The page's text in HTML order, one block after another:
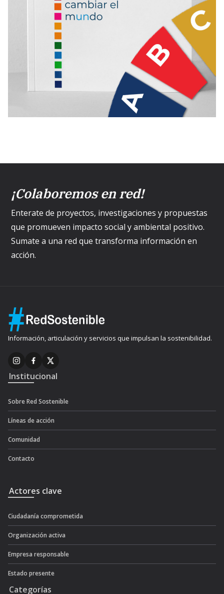
¡Colaboremos en red!
Enterate de proyectos, investigaciones y propuestas
que promueven impacto social y ambiental positivo.
Sumate a una red que transforma información en
acción.
Información, articulación y servicios que impulsan la sostenibilidad.
Institucional
Sobre Red Sostenible
Líneas de acción
Comunidad
Contacto
Actores clave
Ciudadanía comprometida
Organización activa
Empresa responsable
Estado presente
Categorías